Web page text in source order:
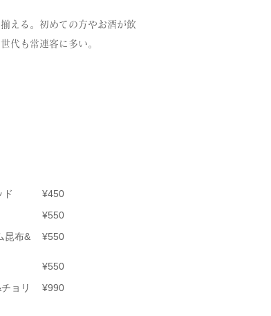
える。初めての方やお酒が飲
代も常連客に多い。
ド
昆布&
ョリ
¥450
¥550
¥550
¥550
¥990